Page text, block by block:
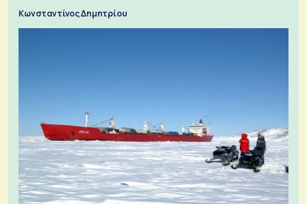
Κωνσταντίνος Δημητρίου